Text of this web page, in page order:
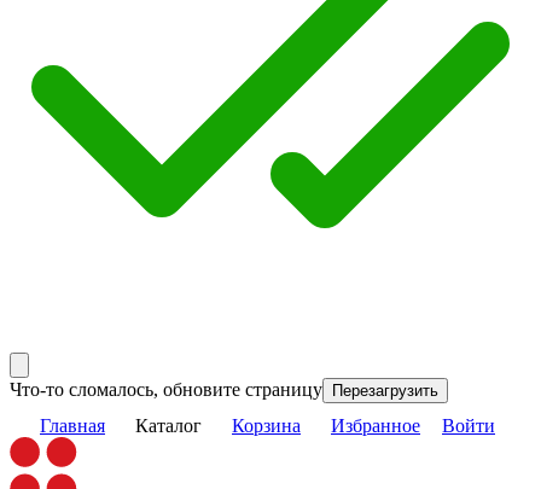
Что-то сломалось, обновите страницу Перезагрузить
Главная Каталог Корзина Избранное Войти